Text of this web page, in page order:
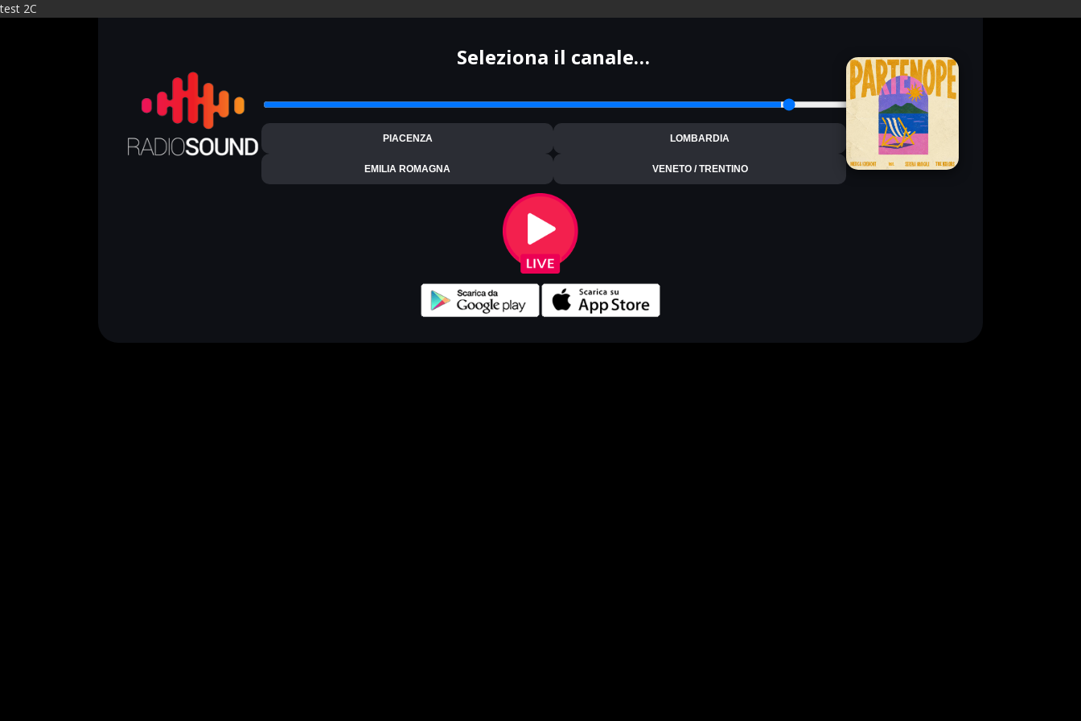
test 2C
Seleziona il canale…
PIACENZA LOMBARDIA
EMILIA ROMAGNA VENETO / TRENTINO